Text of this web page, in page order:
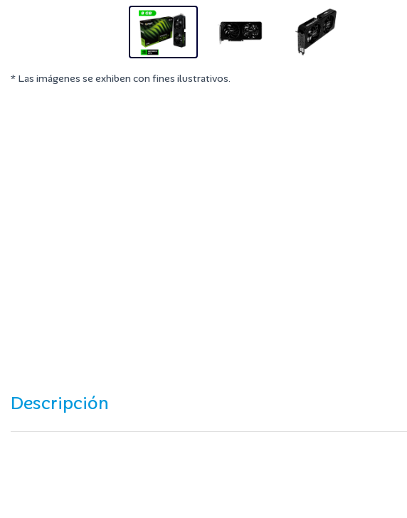
* Las imágenes se exhiben con fines ilustrativos.
Descripción